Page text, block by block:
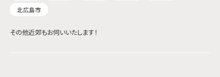
北広島市
その他近郊もお伺いいたします！